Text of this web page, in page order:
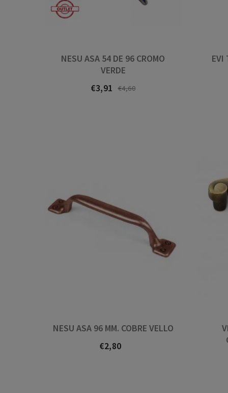
NESU ASA 54 DE 96 CROMO
VERDE
Prezo
€4,60Prezo
€3,91
EVI
NESU ASA 96 MM. COBRE VELLO
Prezo
€2,80